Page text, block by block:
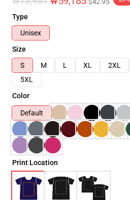
Type
Unisex
Size
S
M L XL 2XL
5XL
Color
Default
Print Location